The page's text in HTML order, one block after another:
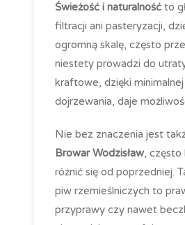
Świeżość i naturalnośćto
filtracji ani pasteryzacji,
ogromną skalę, często
niestety prowadzi do
kraftowe, dzięki
dojrzewania, daje
Nie bez znaczenia jest
Browar Wodzisław, często
różnić się od poprzedniej.
piw rzemieślniczych to
przyprawy czy nawet